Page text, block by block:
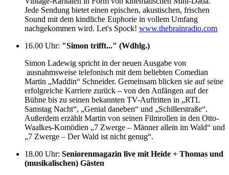
Jede Sendung bietet einen epischen, akustischen, frischen
Sound mit dem kindliche Euphorie in vollem Umfang
nachgekommen wird. Let's Spock! www.thebrainradio.com
16.00 Uhr: "Simon trifft..." (Wdhlg.)
Simon Ladewig spricht in der neuen Ausgabe von
ausnahmsweise telefonisch mit dem beliebten Comedian
Martin „Maddin“ Schneider. Gemeinsam blicken sie auf seine
erfolgreiche Karriere zurück – von den Anfängen auf der
Bühne bis zu seinen bekannten TV-Auftritten in „RTL
Samstag Nacht“, „Genial daneben“ und „Schillerstraße“.
Außerdem erzählt Martin von seinen Filmrollen in den Otto-
Waalkes-Komödien „7 Zwerge – Männer allein im Wald“ und
„7 Zwerge – Der Wald ist nicht genug“.
18.00 Uhr: Seniorenmagazin live mit Heide + Thomas und
(musikalischen) Gästen